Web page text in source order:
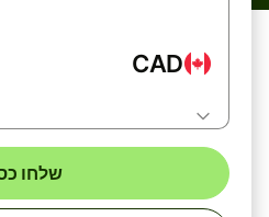
CAD
שלחו כסף